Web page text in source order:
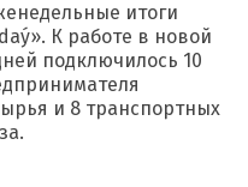
итоги
К работе в новой
подключилось 10
и 8 транспортных